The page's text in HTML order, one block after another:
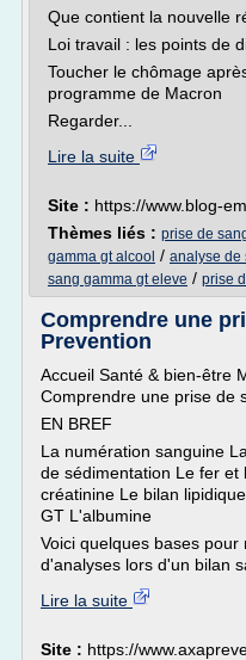
Que contient la nouvelle
Loi travail : les points de
Toucher le chômage
programme de Macron
Regarder...
Lire la suite
Site : https://www.blog-
Thèmes liés : prise de
gamma gt alcool / analyse de
sang gamma gt eleve / prise
Comprendre une
Prevention
Accueil Santé & bien-être
Comprendre une prise de
EN BREF
La numération sanguine
de sédimentation Le fer et
créatinine Le bilan
GT L'albumine
Voici quelques bases
d'analyses lors d'un bilan
Lire la suite
Site : https://